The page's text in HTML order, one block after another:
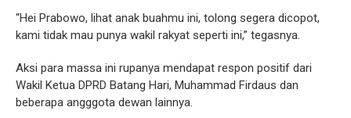
“Hei Prabowo, lihat anak buahmu ini, tolong segera dicopot,
kami tidak mau punya wakil rakyat seperti ini,” tegasnya.
Aksi para massa ini rupanya mendapat respon positif dari
Wakil Ketua DPRD Batang Hari, Muhammad Firdaus dan
beberapa angggota dewan lainnya.